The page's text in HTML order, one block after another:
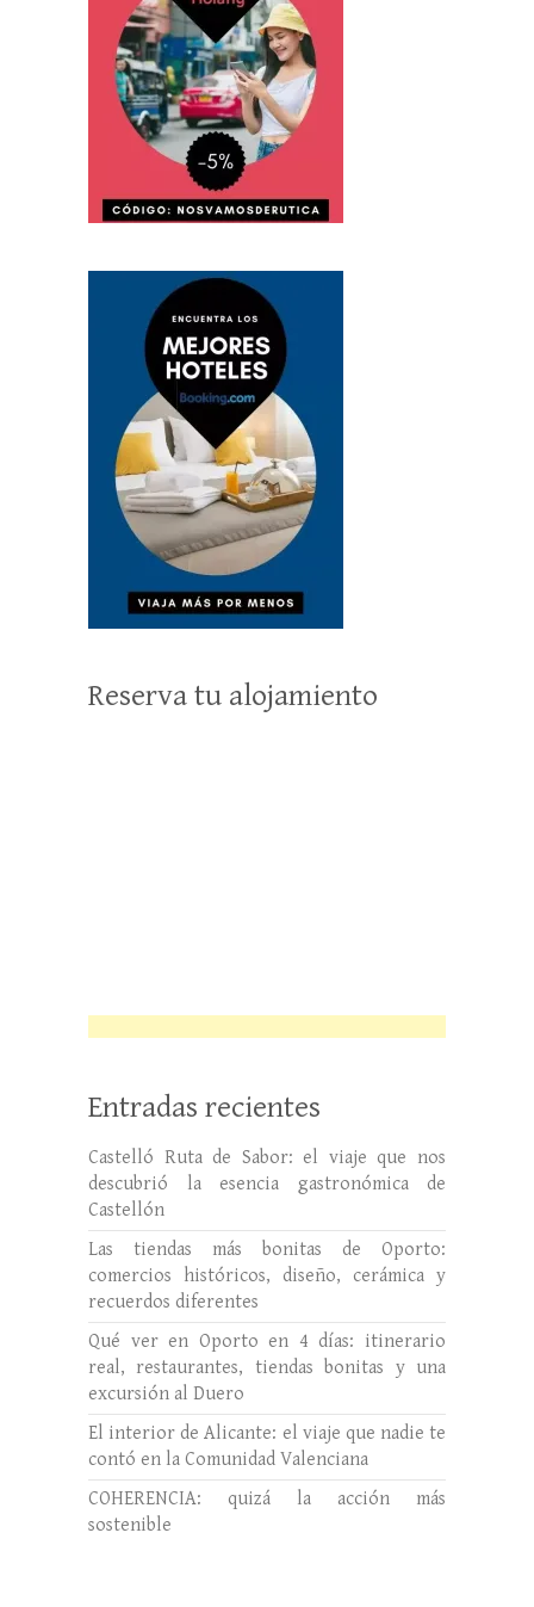
Reserva tu alojamiento
Entradas recientes
Castelló Ruta de Sabor: el viaje que nos
descubrió la esencia gastronómica de
Castellón
Las tiendas más bonitas de Oporto:
comercios históricos, diseño, cerámica y
recuerdos diferentes
Qué ver en Oporto en 4 días: itinerario
real, restaurantes, tiendas bonitas y una
excursión al Duero
El interior de Alicante: el viaje que nadie te
contó en la Comunidad Valenciana
COHERENCIA: quizá la acción más
sostenible